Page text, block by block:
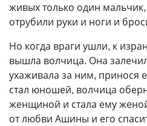
живых только один
отрубили руки и ноги и
Но когда враги ушли, к
вышла волчица. Она
ухаживала за ним, принося
стал юношей, волчица
женщиной и стала ему
от любви Ашины и его